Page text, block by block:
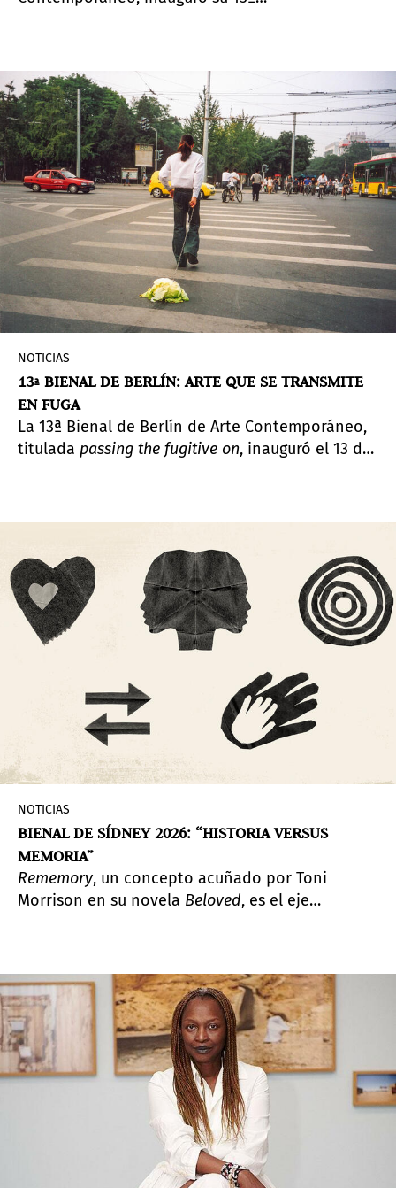
sintonizar con lo silencioso, lo pasado por alto,
lo inaudito. Propone al sonido como forma de
reorientar nuestra manera de vivir y como medio
para una escucha desprevenida.
NOTICIAS
13ª BIENAL DE BERLÍN: ARTE QUE SE TRANSMITE
EN FUGA
La 13ª Bienal de Berlín de Arte Contemporáneo,
titulada passing the fugitive on, inauguró el 13 de
NOTICIAS
BIENAL DE SÍDNEY 2026: “HISTORIA VERSUS
MEMORIA”
Rememory, un concepto acuñado por Toni
Morrison en su novela Beloved, es el eje
memoria como “retención de información con el
paso del tiempo”, larememoriaopera en la
oscuridad, desde los residuos y amputaciones
del pasado. En el contexto y la investigación de
Morrison, se relaciona con el relato de la historia
afroamericana y su capacidad de subvertir lo
que ha sido canonizado como historia